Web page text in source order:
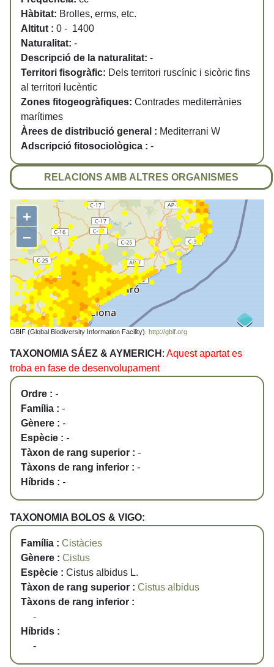
Hàbitat: Brolles, erms, etc.
Altitut : 0 - 1400
Naturalitat: -
Descripció de la naturalitat: -
Territori fisogràfic: Dels territori ruscínic i sicòric fins
al territori lucèntic
Zones fitogeogràfiques: Contrades mediterrànies
marítimes
Àrees de distribució general : Mediterrani W
Adscripció fitosociològica : -
RELACIONS AMB ALTRES ORGANISMES
+
−
GBIF (Global Biodiversity Information Facility). http://gbif.org
TAXONOMIA SÁEZ & AYMERICH : Aquest apartat es
troba en fase de desenvolupament
Ordre : -
Família : -
Gènere : -
Espècie : -
Tàxon de rang superior : -
Tàxons de rang inferior : -
Híbrids : -
TAXONOMIA BOLOS & VIGO:
Família : Cistàcies
Gènere : Cistus
Espècie : Cistus albidus L.
Tàxon de rang superior : Cistus albidus
Tàxons de rang inferior :
-
Híbrids :
-